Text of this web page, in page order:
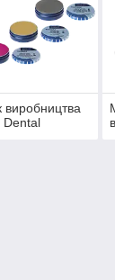
виробництва
Dental